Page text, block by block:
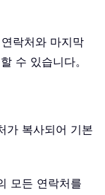
락처와 마지막
수 있습니다。
가 복사되어 기본
모든 연락처를